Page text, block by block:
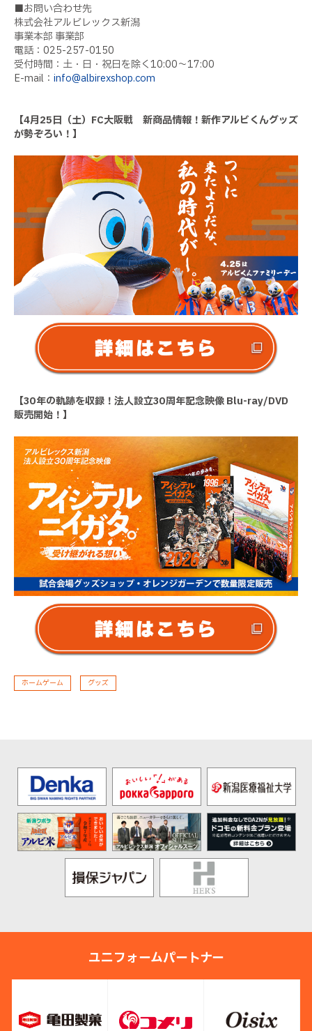
■お問い合わせ先
株式会社アルビレックス新潟
事業本部 事業部
電話：025-257-0150
受付時間：土・日・祝日を除く10:00〜17:00
E-mail： info@albirexshop.com
【4月25日（土）FC大阪戦 新商品情報！新作アルビくんグッズ
が勢ぞろい！】
【30年の軌跡を収録！法人設立30周年記念映像 Blu-ray/DVD
販売開始！】
ホームゲーム グッズ
ユニフォームパートナー